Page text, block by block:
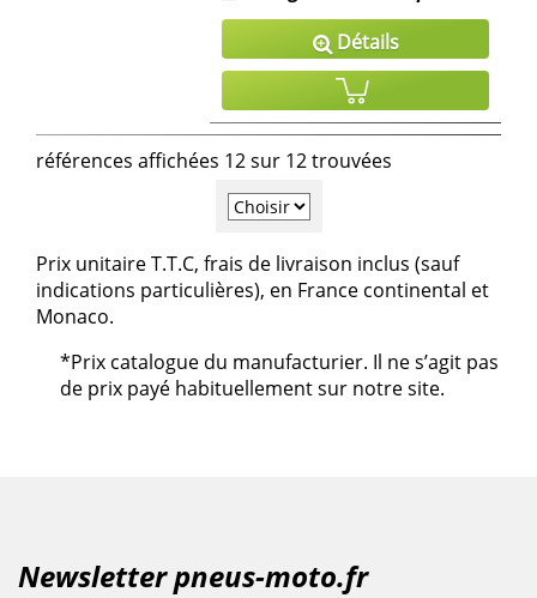
Détails
références affichées 12 sur 12 trouvées
Prix unitaire T.T.C, frais de livraison inclus (sauf
indications particulières), en France continental et
Monaco.
*Prix catalogue du manufacturier. Il ne s’agit pas
de prix payé habituellement sur notre site.
Newsletter pneus-moto.fr